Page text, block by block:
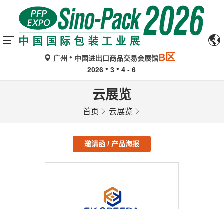
广州 中国进出口商品交易会展馆B区
2026 3 4 - 6
云展览
首页 云展览
邀请函 / 产品海报